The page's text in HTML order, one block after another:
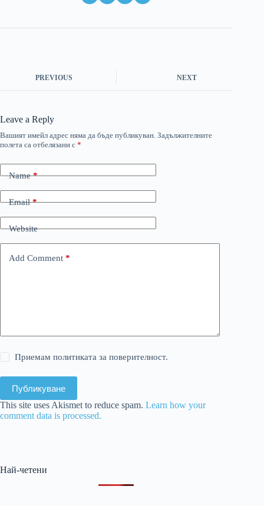
PREVIOUS NEXT
Leave a Reply
Вашият имейл адрес няма да бъде публикуван. Задължителните
полета са отбелязани с *
Name*
Email*
Website
Add Comment *
Приемам политиката за поверителност.
Публикуване
This site uses Akismet to reduce spam. Learn how your
comment data is processed.
Най-четени